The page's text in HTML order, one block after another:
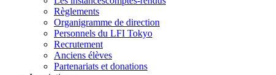
Règlements
Organigramme de direction
Personnels du LFI Tokyo
Recrutement
Anciens élèves
Partenariats et donations